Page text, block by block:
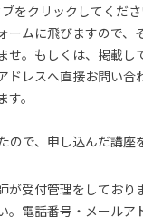
をクリックしてくだ
ームに飛びますので、
せ。もしくは、掲載し
ドレスへ直接お問い合
。
ので、申し込んだ講座
が受付管理をしており
。電話番号・メールア